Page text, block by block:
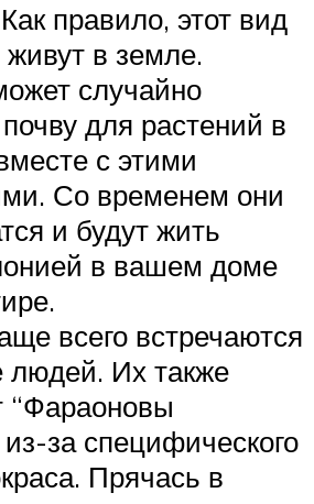
правило, этот вид
в земле.
случайно
для растений в
с этими
Со временем они
и будут жить
в вашем доме
всего встречаются
Их также
“Фараоновы
за специфического
Прячась в